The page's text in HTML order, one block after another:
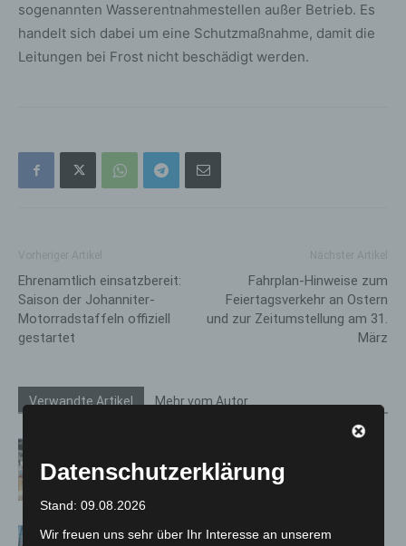
sogenannten Wasserentnahmestellen außer Betrieb. Es
handelt sich dabei um eine Schutzmaßnahme, damit die
Leitungen bei Frost nicht beschädigt werden.
Ehrenamtlich einsatzbereit:
Saison der Johanniter-
Motorradstaffeln offiziell
gestartet
Fahrplan-Hinweise zum
Feiertagsverkehr an Ostern
und zur Zeitumstellung am 31.
März
Verwandte Artikel Mehr vom Autor
Susann Mehring zeigt ihre Werke im
Jacques’ Wein-Depot Isernhagen
A2: Zweite Turbobaustelle startet
Datenschutzerklärung
Stand: 09.08.2026
Wir freuen uns sehr über Ihr Interesse an unserem